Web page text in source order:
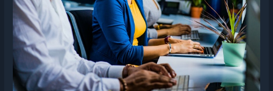
opleiding
tot
schoonheidsspecialist